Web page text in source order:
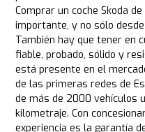
Comprar un coche Skoda
importante, y no sólo
También hay que tener en
fiable, probado, sólido y
está presente en el
de las primeras redes de
de más de 2000 vehículos
kilometraje. Con
experiencia es la garantía